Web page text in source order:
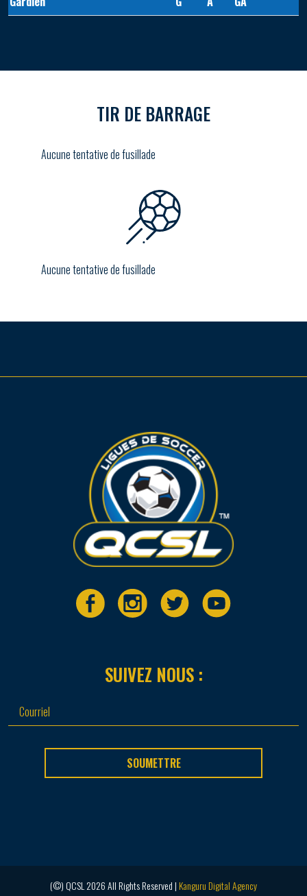
TIR DE BARRAGE
Aucune tentative de fusillade
Aucune tentative de fusillade
SUIVEZ NOUS :
SOUMETTRE
(©) QCSL 2026 All Rights Reserved |Kanguru Digital Agency